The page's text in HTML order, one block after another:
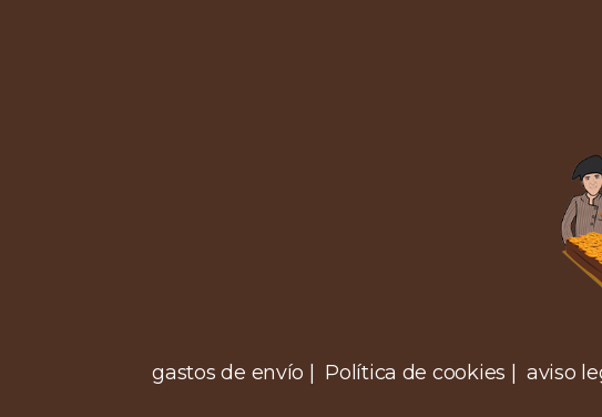
gastos de envío | Política de cookies | aviso